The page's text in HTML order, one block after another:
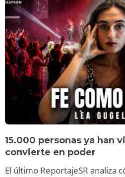
15.000 personas ya han
convierte en poder
El último ReportajeSR analiza